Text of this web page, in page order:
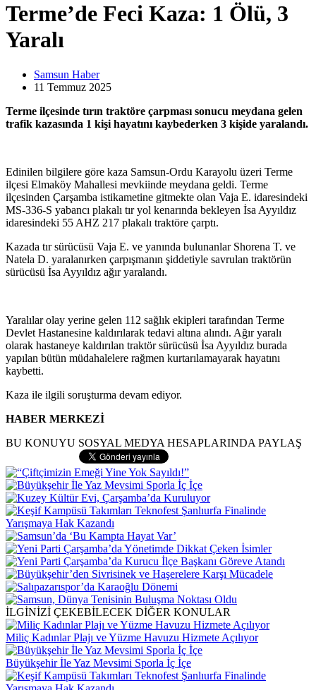
Terme’de Feci Kaza: 1 Ölü, 3
Yaralı
Samsun Haber
11 Temmuz 2025
Terme ilçesinde tırın traktöre çarpması sonucu meydana gelen
trafik kazasında 1 kişi hayatını kaybederken 3 kişide yaralandı.
Edinilen bilgilere göre kaza Samsun-Ordu Karayolu üzeri Terme
ilçesi Elmaköy Mahallesi mevkiinde meydana geldi. Terme
ilçesinden Çarşamba istikametine gitmekte olan Vaja E. idaresindeki
MS-336-S yabancı plakalı tır yol kenarında bekleyen İsa Ayyıldız
idaresindeki 55 AHZ 217 plakalı traktöre çarptı.
Kazada tır sürücüsü Vaja E. ve yanında bulunanlar Shorena T. ve
Natela D. yaralanırken çarpışmanın şiddetiyle savrulan traktörün
sürücüsü İsa Ayyıldız ağır yaralandı.
Yaralılar olay yerine gelen 112 sağlık ekipleri tarafından Terme
Devlet Hastanesine kaldırılarak tedavi altına alındı. Ağır yaralı
olarak hastaneye kaldırılan traktör sürücüsü İsa Ayyıldız burada
yapılan bütün müdahalelere rağmen kurtarılamayarak hayatını
kaybetti.
Kaza ile ilgili soruşturma devam ediyor.
HABER MERKEZİ
BU KONUYU SOSYAL MEDYA HESAPLARINDA PAYLAŞ
İLGİNİZİ ÇEKEBİLECEK DİĞER KONULAR
Miliç Kadınlar Plajı ve Yüzme Havuzu Hizmete Açılıyor
Büyükşehir İle Yaz Mevsimi Sporla İç İçe